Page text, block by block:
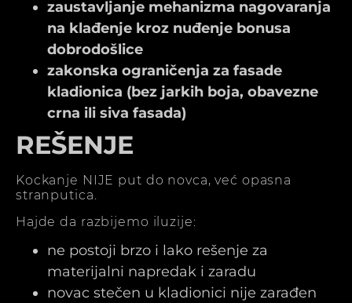
zaustavljanje mehanizma nagovaranja
na klađenje kroz nuđenje bonusa
dobrodošlice
zakonska ograničenja za fasade
kladionica (bez jarkih boja, obavezne
crna ili siva fasada)
REŠENJE
Kockanje NIJE put do novca, već opasna
stranputica.
Hajde da razbijemo iluzije:
ne postoji brzo i lako rešenje za
materijalni napredak i zaradu
novac stečen u kladionici nije zarađen